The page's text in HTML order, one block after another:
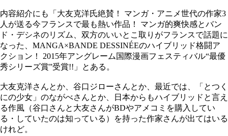
内容紹介にも「大友克洋氏絶賛！ マンガ・アニメ世代の作家3
人が送る今フランスで最も熱い作品！ マンガ的爽快感とバン
ド・デシネのリズム、双方のいいとこ取りがフランスで話題に
なった、MANGA×BANDE DESSINÉEのハイブリッド格闘ア
クション！ 2015年アングレーム国際漫画フェスティバル“最優
秀シリーズ賞”受賞!!」とある。
大友克洋さんとか、谷口ジローさんとか、最近では、「とつく
にの少女」のながべさんとか、日本からもハイブリッドと言え
る作風（谷口さんと大友さんがBDやアメコミを購入してい
る・していたのは知っている）を持った作家さんが出てはいる
けれど。